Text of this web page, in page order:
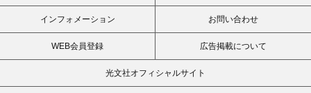
インフォメーション お問い合わせ
WEB会員登録 広告掲載について
光文社オフィシャルサイト